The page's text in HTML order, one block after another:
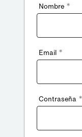
Nombre *
Email *
Contraseña *